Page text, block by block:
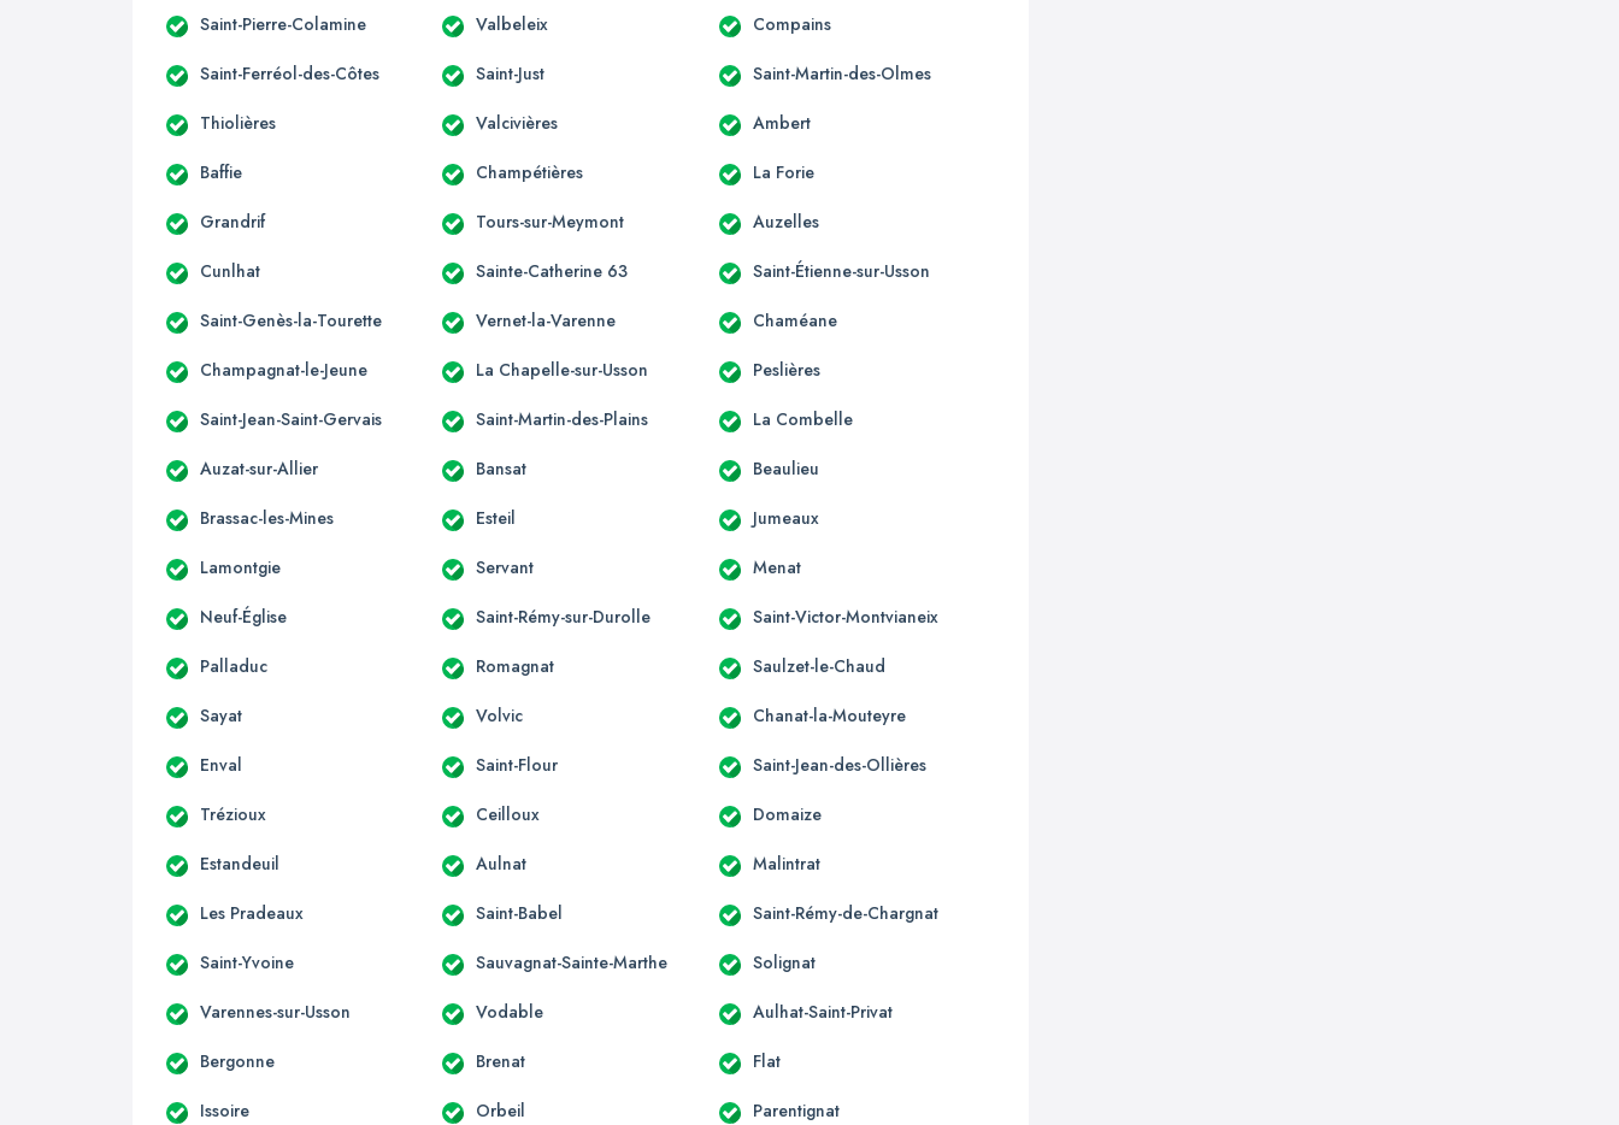
Saint-Pierre-Colamine Valbeleix Compains
Saint-Ferréol-des-Côtes Saint-Just Saint-Martin-des-Olmes
Thiolières Valcivières Ambert
Baffie Champétières La Forie
Grandrif Tours-sur-Meymont Auzelles
Cunlhat Sainte-Catherine 63 Saint-Étienne-sur-Usson
Saint-Genès-la-Tourette Vernet-la-Varenne Chaméane
Champagnat-le-Jeune La Chapelle-sur-Usson Peslières
Saint-Jean-Saint-Gervais Saint-Martin-des-Plains La Combelle
Auzat-sur-Allier Bansat Beaulieu
Brassac-les-Mines Esteil Jumeaux
Lamontgie Servant Menat
Neuf-Église Saint-Rémy-sur-Durolle Saint-Victor-Montvianeix
Palladuc Romagnat Saulzet-le-Chaud
Sayat Volvic Chanat-la-Mouteyre
Enval Saint-Flour Saint-Jean-des-Ollières
Trézioux Ceilloux Domaize
Estandeuil Aulnat Malintrat
Les Pradeaux Saint-Babel Saint-Rémy-de-Chargnat
Saint-Yvoine Sauvagnat-Sainte-Marthe Solignat
Varennes-sur-Usson Vodable Aulhat-Saint-Privat
Bergonne Brenat Flat
Issoire Orbeil Parentignat